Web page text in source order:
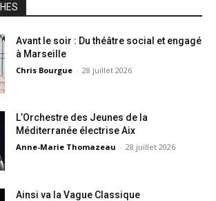
Avant le soir : Du théâtre social et engagé
à Marseille
Chris Bourgue - 28 juillet 2026
L’Orchestre des Jeunes de la
Méditerranée électrise Aix
Anne-Marie Thomazeau - 28 juillet 2026
Ainsi va la Vague Classique